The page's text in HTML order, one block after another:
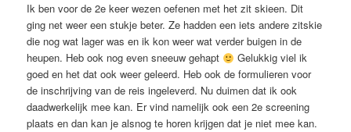
Ik ben voor de 2e keer wezen oefenen met het zit skieen. Dit
ging net weer een stukje beter. Ze hadden een iets andere zitskie
die nog wat lager was en ik kon weer wat verder buigen in de
heupen. Heb ook nog even sneeuw gehapt
Gelukkig viel ik
goed en het dat ook weer geleerd. Heb ook de formulieren voor
de inschrijving van de reis ingeleverd. Nu duimen dat ik ook
daadwerkelijk mee kan. Er vind namelijk ook een 2e screening
plaats en dan kan je alsnog te horen krijgen dat je niet mee kan.